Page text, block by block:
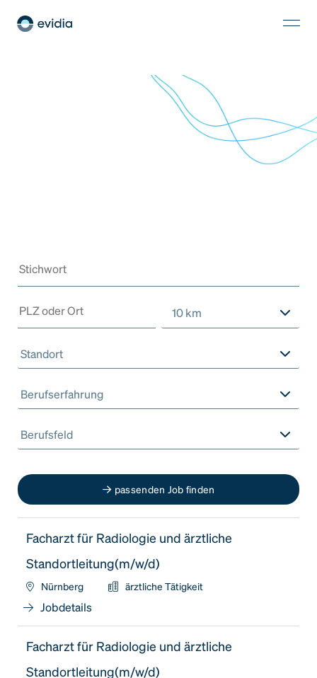
10 km
Standort
Berufserfahrung
Berufsfeld
passenden Job finden
Facharzt für Radiologie und ärztliche
Standortleitung(m/w/d)
Nürnberg ärztliche Tätigkeit
Jobdetails
Facharzt für Radiologie und ärztliche
Standortleitung(m/w/d)